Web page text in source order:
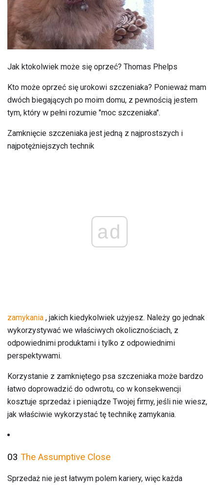
Jak ktokolwiek może się oprzeć? Thomas Phelps
Kto może oprzeć się urokowi szczeniaka? Ponieważ mam
dwóch biegających po moim domu, z pewnością jestem
tym, który w pełni rozumie "moc szczeniaka".
Zamknięcie szczeniaka jest jedną z najprostszych i
najpotężniejszych technik
ad
zamykania , jakich kiedykolwiek użyjesz. Należy go jednak
wykorzystywać we właściwych okolicznościach, z
odpowiednimi produktami i tylko z odpowiednimi
perspektywami.
Korzystanie z zamkniętego psa szczeniaka może bardzo
łatwo doprowadzić do odwrotu, co w konsekwencji
kosztuje sprzedaż i pieniądze Twojej firmy, jeśli nie wiesz,
jak właściwie wykorzystać tę technikę zamykania.
03 The Assumptive Close
Sprzedaż nie jest łatwym polem kariery, więc każda